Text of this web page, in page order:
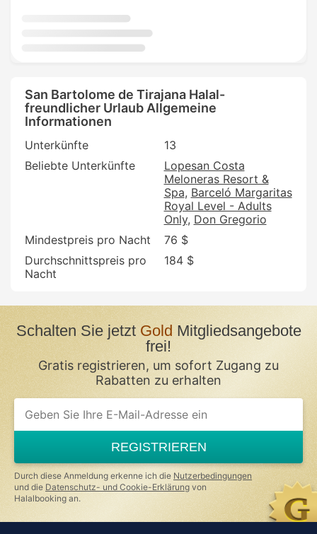
San Bartolome de Tirajana Halal-
freundlicher Urlaub Allgemeine
Informationen
Unterkünfte
13
Beliebte Unterkünfte
Lopesan Costa
Meloneras Resort &
Spa Barceló Margaritas
Royal Level - Adults
Only Don Gregorio
Mindestpreis pro Nacht
76 $
Durchschnittspreis pro
Nacht
184 $
Schalten Sie jetztGold Mitgliedsangebote
frei!
Gratis registrieren, um sofort Zugang zu
Rabatten zu erhalten
REGISTRIEREN
Durch diese Anmeldung erkenne ich die Nutzerbedingungen
und die Datenschutz- und Cookie-Erklärung von
Halalbooking an.